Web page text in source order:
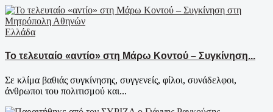
Ελλάδα
Το τελευταίο «αντίο» στη Μάρω Κοντού – Συγκίνηση...
Σε κλίμα βαθιάς συγκίνησης, συγγενείς, φίλοι, συνάδελφοι,
άνθρωποι του πολιτισμού και...